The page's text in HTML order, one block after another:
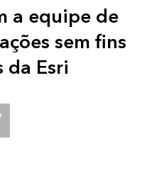
a equipe de
sem fins
Esri
us on Twitter